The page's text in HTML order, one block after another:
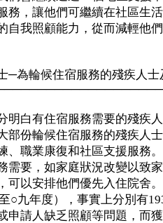
務，讓他們可繼續在社區生
自我照顧能力，從而減輕他
─為輪候住宿服務的殘疾人
白有住宿服務需要的殘疾人
部份輪候住宿服務的殘疾人
、職業康復和社區支援服務
需要，如家庭狀況改變以致
可以安排他們優先入住院舍
○九年度），事實上分別有
申請人缺乏照顧等問題，而